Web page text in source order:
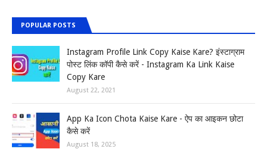
POPULAR POSTS
Instagram Profile Link Copy Kaise Kare? इंस्टाग्राम
पोस्ट लिंक कॉपी कैसे करें - Instagram Ka Link Kaise
Copy Kare
August 22, 2021
App Ka Icon Chota Kaise Kare - ऐप का आइकन छोटा
कैसे करें
August 18, 2025